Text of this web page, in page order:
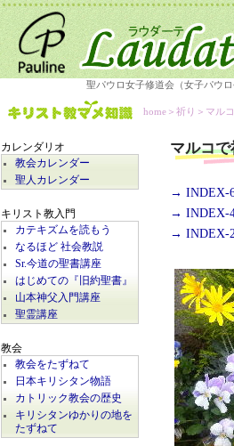
聖パウロ女子修道会（女子パウ
カレンダリオ
教会カレンダー
聖人カレンダー
キリスト教入門
カテキズムを読もう
なるほど 社会教説
Sr.今道の聖書講座
はじめての『旧約聖書』
山本神父入門講座
聖霊講座
教会
教会をたずねて
日本キリシタン物語
カトリック教会の歴史
キリシタンゆかりの地を
たずねて
home ＞祈り＞ マル
マルコで
→ INDEX-
→ INDEX-
→ INDEX-2